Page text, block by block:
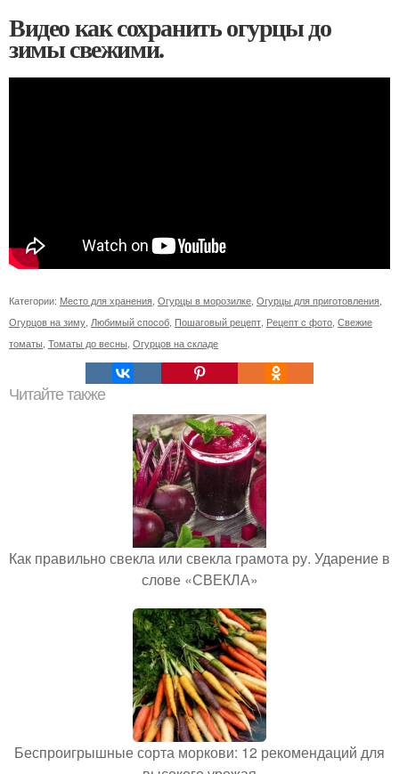
Видео как сохранить огурцы до
зимы свежими.
Категории: Место для хранения Огурцы в морозилке Огурцы для приготовления
Огурцов на зиму Любимый способ Пошаговый рецепт Рецепт с фото Свежие
томаты Томаты до весны Огурцов на складе
Читайте также
Как правильно свекла или свекла грамота ру. Ударение в
слове «СВЕКЛА»
Беспроигрышные сорта моркови: 12 рекомендаций для